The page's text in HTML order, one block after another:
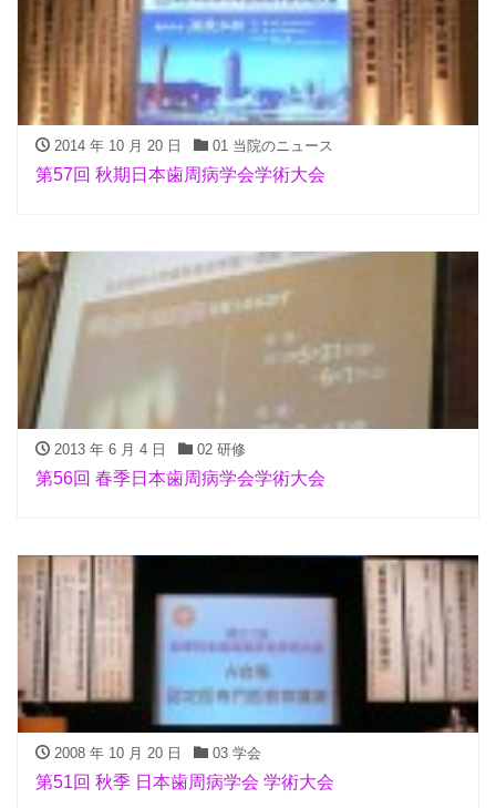
2014 年 10 月 20 日 01 当院のニュース
第57回 秋期日本歯周病学会学術大会
2013 年 6 月 4 日 02 研修
第56回 春季日本歯周病学会学術大会
2008 年 10 月 20 日 03 学会
第51回 秋季 日本歯周病学会 学術大会